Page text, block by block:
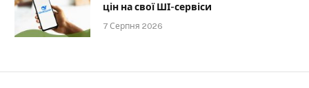
цін на свої ШІ-сервіси
7 Серпня 2026